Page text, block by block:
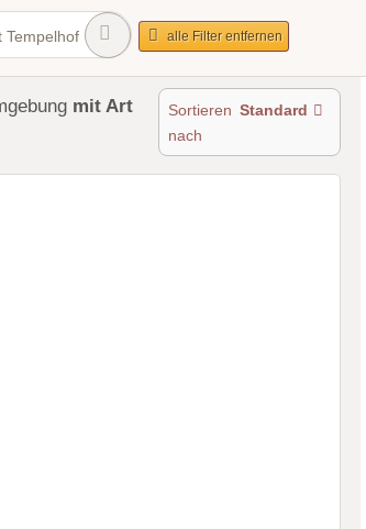
Tempelhof alle Filter entfernen
mit Art
Sortieren
nach
Standard